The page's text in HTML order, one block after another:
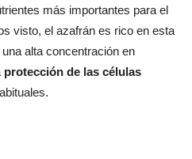
más importantes para el
visto, el azafrán es rico en esta
alta concentración en
protección de las células